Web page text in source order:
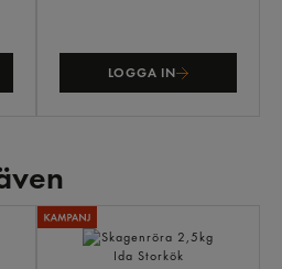
LOGGA IN